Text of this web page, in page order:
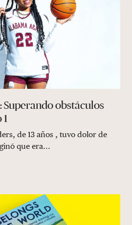
Superando obstáculos
de 13 años , tuvo dolor de
que era...